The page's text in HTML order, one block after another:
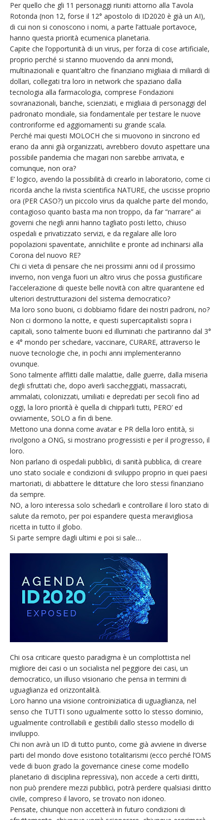
Per quello che gli 11 personaggi riuniti attorno alla Tavola
Rotonda (non 12, forse il 12° apostolo di ID2020 è già un AI),
di cui non si conoscono i nomi, a parte l’attuale portavoce,
hanno questa priorità ecumenica planetaria.
Capite che l’opportunità di un virus, per forza di cose artificiale,
proprio perché si stanno muovendo da anni mondi,
multinazionali e quant’altro che finanziano migliaia di miliardi di
dollari, collegati tra loro in network che spaziano dalla
tecnologia alla farmacologia, comprese Fondazioni
sovranazionali, banche, scienziati, e migliaia di personaggi del
padronato mondiale, sia fondamentale per testare le nuove
controriforme ed aggiornamenti su grande scala.
Perché mai questi MOLOCH che si muovono in sincrono ed
erano da anni già organizzati, avrebbero dovuto aspettare una
possibile pandemia che magari non sarebbe arrivata, e
comunque, non ora?
E’ logico, avendo la possibilità di crearlo in laboratorio, come ci
ricorda anche la rivista scientifica NATURE, che uscisse proprio
ora (PER CASO?) un piccolo virus da qualche parte del mondo,
contagioso quanto basta ma non troppo, da far “narrare” ai
governi che negli anni hanno tagliato posti letto, chiuso
ospedali e privatizzato servizi, e da regalare alle loro
popolazioni spaventate, annichilite e pronte ad inchinarsi alla
Corona del nuovo RE?
Chi ci vieta di pensare che nei prossimi anni od il prossimo
inverno, non venga fuori un altro virus che possa giustificare
l’accelerazione di queste belle novità con altre quarantene ed
ulteriori destrutturazioni del sistema democratico?
Ma loro sono buoni, ci dobbiamo fidare dei nostri padroni, no?
Non ci dormono la notte, e questi supercapitalisti sopra i
capitali, sono talmente buoni ed illuminati che partiranno dal 3°
e 4° mondo per schedare, vaccinare, CURARE, attraverso le
nuove tecnologie che, in pochi anni implementeranno
ovunque.
Sono talmente afflitti dalle malattie, dalle guerre, dalla miseria
degli sfruttati che, dopo averli saccheggiati, massacrati,
ammalati, colonizzati, umiliati e depredati per secoli fino ad
oggi, la loro priorità è quella di chipparli tutti, PERO’ ed
ovviamente, SOLO a fin di bene.
Mettono una donna come avatar e PR della loro entità, si
rivolgono a ONG, si mostrano progressisti e per il progresso, il
loro.
Non parlano di ospedali pubblici, di sanità pubblica, di creare
uno stato sociale e condizioni di sviluppo proprio in quei paesi
martoriati, di abbattere le dittature che loro stessi finanziano
da sempre.
NO, a loro interessa solo schedarli e controllare il loro stato di
salute da remoto, per poi espandere questa meravigliosa
ricetta in tutto il globo.
Si parte sempre dagli ultimi e poi si sale…
Chi osa criticare questo paradigma è un complottista nel
migliore dei casi o un socialista nel peggiore dei casi, un
democratico, un illuso visionario che pensa in termini di
uguaglianza ed orizzontalità.
Loro hanno una visione controiniziatica di uguaglianza, nel
senso che TUTTI sono ugualmente sotto lo stesso dominio,
ugualmente controllabili e gestibili dallo stesso modello di
inviluppo.
Chi non avrà un ID di tutto punto, come già avviene in diverse
parti del mondo dove esistono totalitarismi (ecco perché l’OMS
vede di buon grado la governance cinese come modello
planetario di disciplina repressiva), non accede a certi diritti,
non può prendere mezzi pubblici, potrà perdere qualsiasi diritto
civile, compreso il lavoro, se trovato non idoneo.
Pensate, chiunque non accetterà in futuro condizioni di